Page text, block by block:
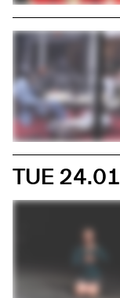
TUE 24.01